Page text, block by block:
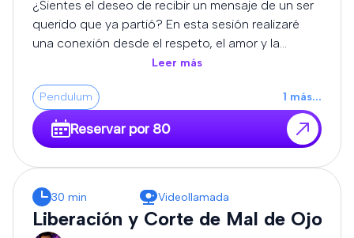
podrás realizar preguntas relacionadas con la
consulta.
¿Sientes el deseo de recibir un mensaje de un ser
querido que ya partió? En esta sesión realizaré
una conexión desde el respeto, el amor y la
sensibilidad, utilizando mi intuición y percepción
espiritual para transmitir los mensajes que puedan
llegar durante la consulta. Cada experiencia es
única y diferente. No puedo garantizar la
comunicación con una persona concreta ni un
finalizar, si el momento lo permite, podrás realizar
preguntas relacionadas con el mensaje recibido.
Leer más
Pendulum 1 más...
Reservar por 80
30 min Videollamada
Liberación y Corte de Mal de Ojo